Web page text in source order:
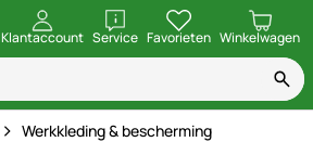
Klantaccount ServiceopenenFavorieten Winkelwagen
Werkkleding & bescherming